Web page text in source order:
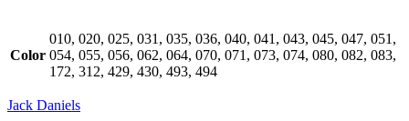
Color
010, 020, 025, 031, 035, 036, 040, 041, 043, 045, 047, 051,
054, 055, 056, 062, 064, 070, 071, 073, 074, 080, 082, 083,
172, 312, 429, 430, 493, 494
Jack Daniels